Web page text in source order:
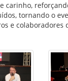
carinho,
tornando o
e